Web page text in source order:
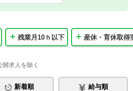
残業月10ｈ以下 産休・育休取得
求人を除く
新着順 給与順